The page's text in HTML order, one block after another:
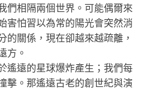
們相隔兩個世界。可能偶爾來
害怕習以為常的陽光會突然消
的關係，現在卻越來越疏離，
方。
遙遠的星球爆炸產生；我們每
擊。那遙遠古老的創世紀與演